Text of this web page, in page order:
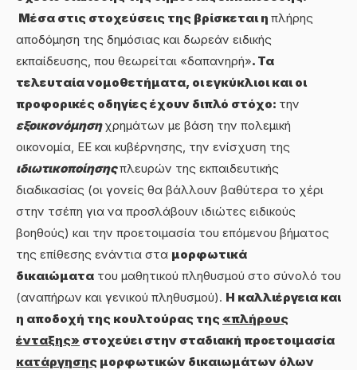
Μέσα στις στοχεύσεις της βρίσκεται η πλήρης
αποδόμηση της δημόσιας και δωρεάν ειδικής
εκπαίδευσης, που θεωρείται «δαπανηρή». Τα
τελευταία νομοθετήματα, οι εγκύκλιοι και οι
προφορικές οδηγίες έχουν διπλό στόχο: την
εξοικονόμησηχρημάτων με βάση την πολεμική
οικονομία, ΕΕ και κυβέρνησης, την ενίσχυση της
ιδιωτικοποίησηςπλευρών της εκπαιδευτικής
διαδικασίας (οι γονείς θα βάλλουν βαθύτερα το χέρι
στην τσέπη για να προσλάβουν ιδιώτες ειδικούς
βοηθούς) και την προετοιμασία του επόμενου βήματος
της επίθεσης ενάντια στα μορφωτικά
δικαιώματα του μαθητικού πληθυσμού στο σύνολό του
(αναπήρων και γενικού πληθυσμού). Η καλλιέργεια και
η αποδοχή της κουλτούρας της«πλήρους
ένταξης» στοχεύει στην σταδιακή προετοιμασία
κατάργησης μορφωτικών δικαιωμάτων όλων